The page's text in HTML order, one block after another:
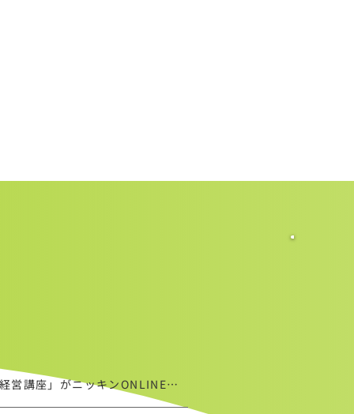
「女性に選ばれる企業を目指すウェルビーイング経営講座」がニッキンONLINEに掲載されました